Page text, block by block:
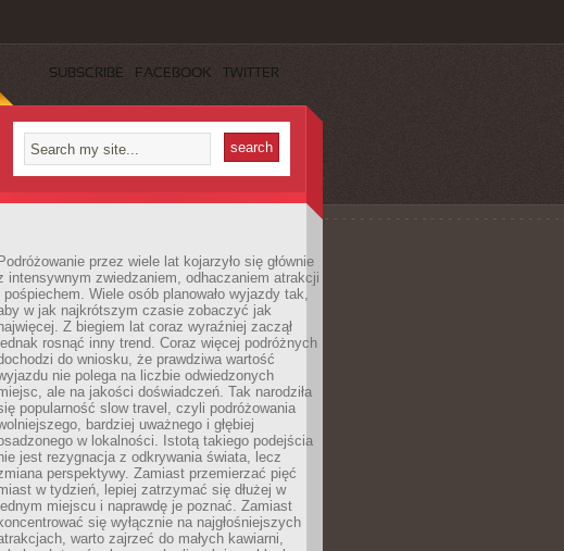
SUBSCRIBE FACEBOOK TWITTER
Podróżowanie przez wiele lat kojarzyło się głównie
intensywnym zwiedzaniem, odhaczaniem atrakcji
pośpiechem. Wiele osób planowało wyjazdy tak,
w jak najkrótszym czasie zobaczyć jak
Z biegiem lat coraz wyraźniej zaczął
rosnąć inny trend. Coraz więcej podróżnych
do wniosku, że prawdziwa wartość
nie polega na liczbie odwiedzonych
ale na jakości doświadczeń. Tak narodziła
popularność slow travel, czyli podróżowania
bardziej uważnego i głębiej
w lokalności. Istotą takiego podejścia
jest rezygnacja z odkrywania świata, lecz
perspektywy. Zamiast przemierzać pięć
w tydzień, lepiej zatrzymać się dłużej w
miejscu i naprawdę je poznać. Zamiast
koncentrować się wyłącznie na najgłośniejszych
warto zajrzeć do małych kawiarni,